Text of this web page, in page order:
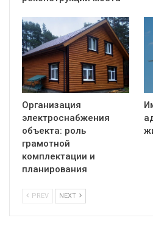
Организация
электроснабжения
объекта: роль
грамотной
комплектации и
планирования
PREV NEXT